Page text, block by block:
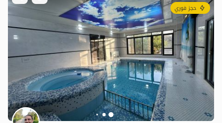
حجز فوري